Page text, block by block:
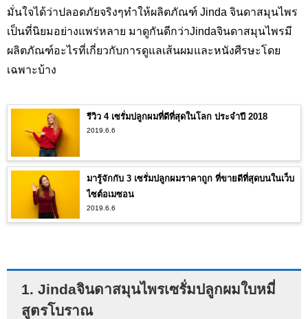
มั่นใจได้ว่าปลอดภัยจริงๆทำให้ผลิตภัณฑ์ Jinda จินดาสมุนไพร
เป็นที่นิยมอย่างแพร่หลาย มาดูกันดีกว่าJindaจินดาสมุนไพรมี
ผลิตภัณฑ์อะไรที่เกี่ยวกับการดูแลเส้นผมและหนังศีรษะโดย
เฉพาะบ้าง
รีวิว 4 เซรั่มปลูกผมที่ดีที่สุดในโลก ประจำปี 2018
2019.6.6
มารู้จักกับ 3 เซรั่มปลูกผมราคาถูก ที่ขายดีที่สุดบนในเว็บ
ไซต์อเมซอน
2019.6.6
1. Jindaจินดาสมุนไพรเซรั่มปลูกผมใบหมี่
สูตรโบราณ